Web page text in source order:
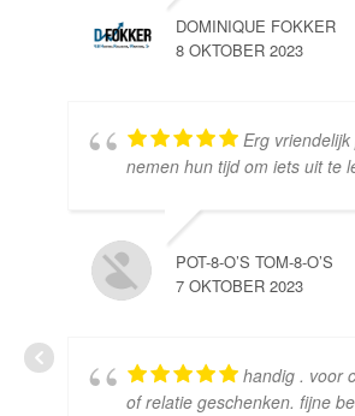
DOMINIQUE FOKKER
8 OKTOBER 2023
Erg
nemen hun tijd om iets uit te
POT-8-O’S TOM-8-O’S
7 OKTOBER 2023
handig . voor
of relatie geschenken. fijne